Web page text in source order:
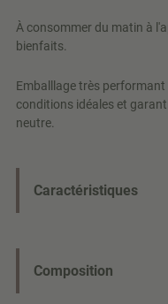
À consommer du matin à
bienfaits.
Emballlage très
conditions idéales et
neutre.
Caractéristiques
Composition